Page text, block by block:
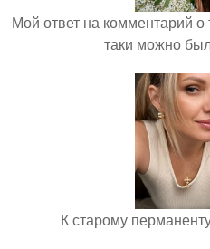
Мой ответ на комментарий
таки можно
К старому